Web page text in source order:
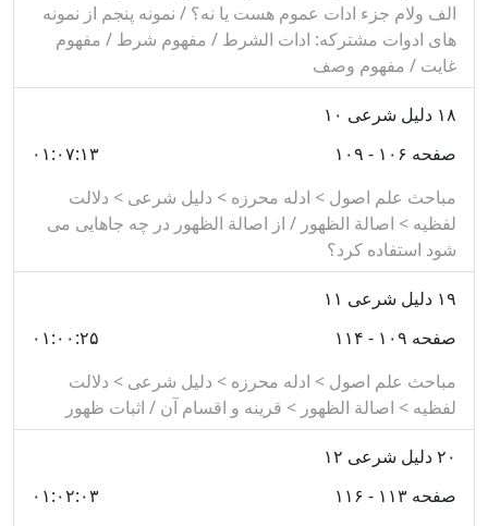
الف ولام جزء ادات عموم هست یا نه؟ / نمونه پنجم از نمونه
های ادوات مشترکه: ادات الشرط / مفهوم شرط / مفهوم
غایت / مفهوم وصف
۱۸ دلیل شرعی ۱۰
صفحه ۱۰۶ - ۱۰۹
۰۱:۰۷:۱۳
مباحث علم اصول > ادله محرزه > دلیل شرعی > دلالت
لفظیه > اصالة الظهور / از اصالة الظهور در چه جاهایی می
شود استفاده کرد؟
۱۹ دلیل شرعی ۱۱
صفحه ۱۰۹ - ۱۱۴
۰۱:۰۰:۲۵
مباحث علم اصول > ادله محرزه > دلیل شرعی > دلالت
لفظیه > اصالة الظهور > قرینه و اقسام آن / اثبات ظهور
۲۰دلیل شرعی ۱۲
صفحه ۱۱۳ - ۱۱۶
۰۱:۰۲:۰۳